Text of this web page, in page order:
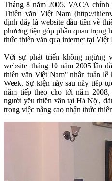
Tháng 8 năm 2005, VACA chính
Thiên văn Việt Nam (http://
định đây là website đầu tiên về
phương tiện góp phần quan trọng
thức thiên văn qua internet tại Việt
Với sự phát triển không ngừng
website, tháng 10 năm 2005 lần
thiên văn Việt Nam" nhân tuần lễ
Week. Sự kiện này sau này tiếp
năm tiếp theo cho tới năm
người yêu thiên văn tại Hà Nội,
trong việc nâng cao nhận thức